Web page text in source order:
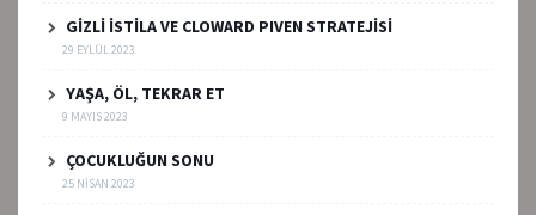
GİZLİ İSTİLA VE CLOWARD PIVEN STRATEJİSİ
29 EYLÜL 2023
YAŞA, ÖL, TEKRAR ET
9 MAYIS 2023
ÇOCUKLUĞUN SONU
25 NISAN 2023